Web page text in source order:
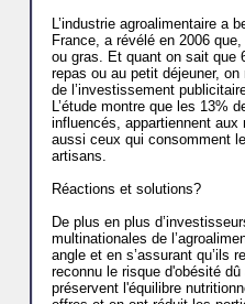
L’industrie agroalimentaire a
France, a révélé en 2006
ou gras. Et quant on sait que
repas ou au petit déjeuner,
de l’investis­sement
L’étude montre que les 13%
influencés, appartiennent
aussi ceux qui consomment
artisans.
Réactions et solutions?
De plus en plus
multinationales de
angle et en s’assurant qu’ils
reconnu le risque d'obésité
préservent l'équilibre